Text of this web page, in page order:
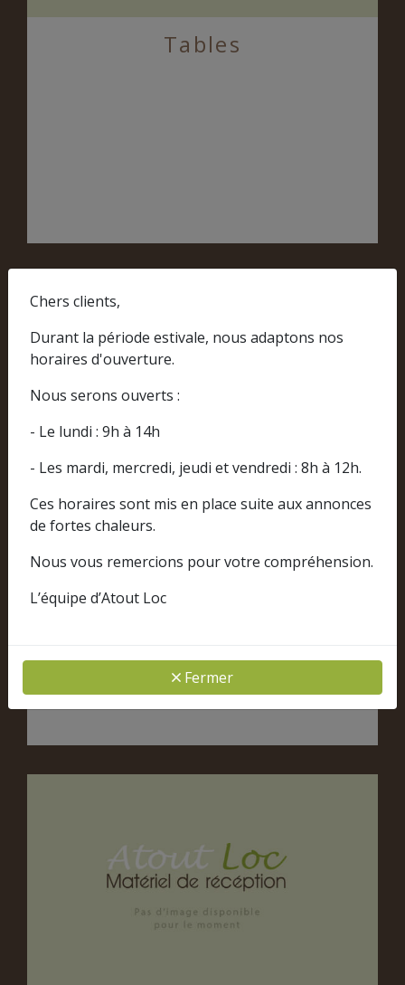
Chers clients,
Durant la période estivale, nous adaptons nos
horaires d'ouverture.
Nous serons ouverts :
- Le lundi : 9h à 14h
- Les mardi, mercredi, jeudi et vendredi : 8h à 12h.
Ces horaires sont mis en place suite aux annonces
de fortes chaleurs.
Nous vous remercions pour votre compréhension.
L’équipe d’Atout Loc
Fermer
Tables